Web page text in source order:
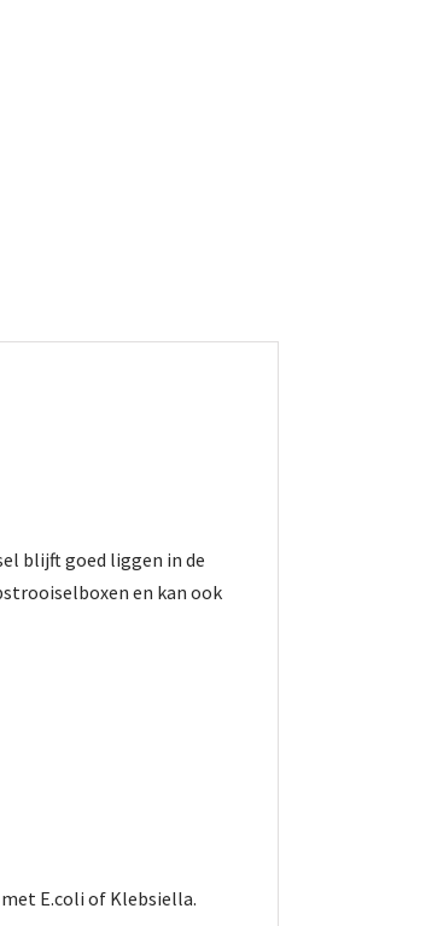
blijft goed liggen in de
en kan ook
E.coli of Klebsiella.